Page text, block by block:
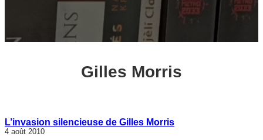
Gilles Morris
L’invasion silencieuse de Gilles Morris
4 août 2010